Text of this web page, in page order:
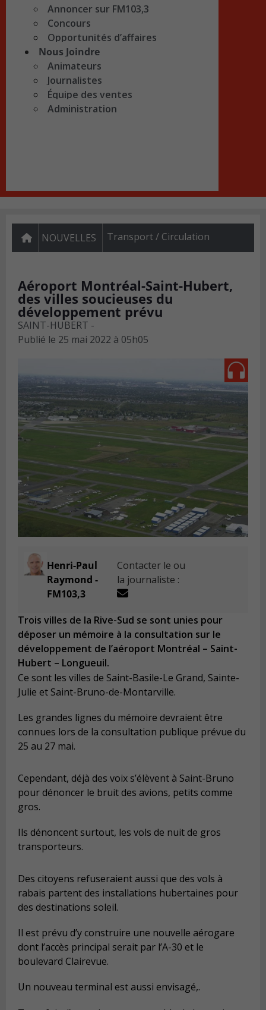
Annoncer sur FM103,3
Concours
Opportunités d’affaires
Nous Joindre
Animateurs
Journalistes
Équipe des ventes
Administration
NOUVELLES Transport / Circulation
Aéroport Montréal-Saint-Hubert,
des villes soucieuses du
développement prévu
SAINT-HUBERT -
Publié le 25 mai 2022 à 05h05
Henri-Paul
Raymond -
FM103,3
Contacter le ou
la journaliste :
Trois villes de la Rive-Sud se sont unies pour
déposer un mémoire à la consultation sur le
développement de l’aéroport Montréal – Saint-
Hubert – Longueuil.
Ce sont les villes de Saint-Basile-Le Grand, Sainte-
Julie et Saint-Bruno-de-Montarville.
Les grandes lignes du mémoire devraient être
connues lors de la consultation publique prévue du
25 au 27 mai.
Cependant, déjà des voix s’élèvent à Saint-Bruno
pour dénoncer le bruit des avions, petits comme
gros.
Ils dénoncent surtout, les vols de nuit de gros
transporteurs.
Des citoyens refuseraient aussi que des vols à
rabais partent des installations hubertaines pour
des destinations soleil.
Il est prévu d’y construire une nouvelle aérogare
dont l’accès principal serait par l’A-30 et le
boulevard Clairevue.
Un nouveau terminal est aussi envisagé,.